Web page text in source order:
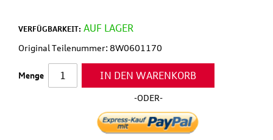
VERFÜGBARKEIT: AUF LAGER
Original Teilenummer: 8W0601170
Menge IN DEN WARENKORB
-ODER-